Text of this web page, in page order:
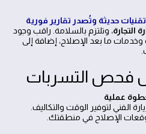
تقنيات حديثة وتُصدر تقارير فورية
التجارة، وتلتزم بالسلامة. راقب وجود
وخدمات ما بعد الإصلاح، إضافة إلى
فحص التسربات
الفني لتوفير الوقت والتكاليف.
الإصلاح في منطقتك.